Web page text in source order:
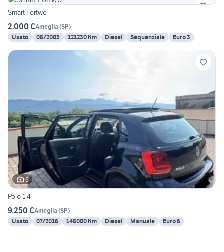
Smart Fortwo
2.000 €Ameglia (SP)
Usato
08/2003 121230 Km Diesel Sequenziale Euro 3
6
Polo 1.4
9.250 €Ameglia (SP)
Usato
07/2016 148000 Km Diesel Manuale Euro 6